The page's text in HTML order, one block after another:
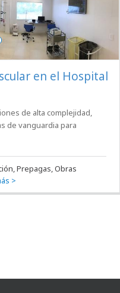
en el Hospital
de alta complejidad,
de vanguardia para
Prepagas, Obras
>